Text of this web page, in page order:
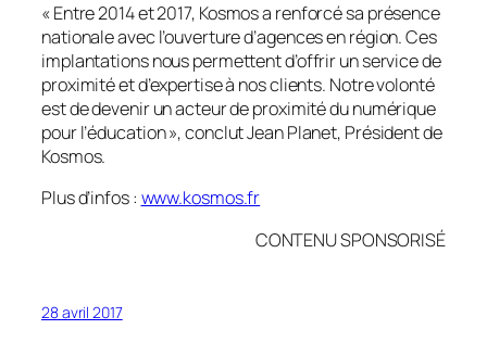
«Entre 2014 et 2017, Kosmos a renforcé sa présence
nationale avec l’ouverture d’agences en région. Ces
implantations nous permettent d’offrir un service de
proximité et d’expertise à nos clients. Notre volonté
est de devenir un acteur de proximité du numérique
pour l’éducation», conclut Jean Planet, Président de
Kosmos.
Plus d’infos : www.kosmos.fr
CONTENU SPONSORISÉ
28 avril 2017